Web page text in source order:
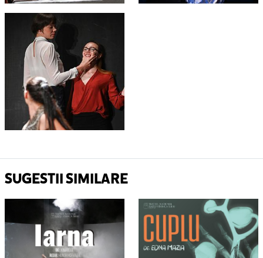
SUGESTII SIMILARE